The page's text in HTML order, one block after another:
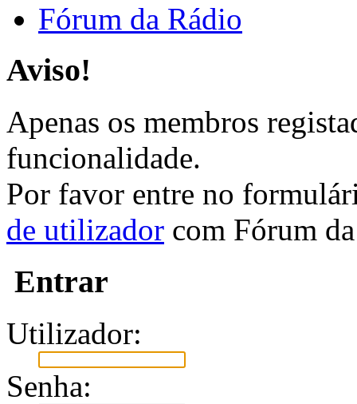
Fórum da Rádio
Aviso!
Apenas os membros
funcionalidade.
Por favor entre no
de utilizador com Fórum
Entrar
Utilizador:
Senha: